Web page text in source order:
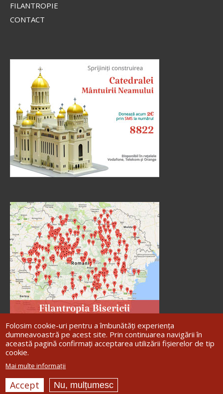
FILANTROPIE
CONTACT
Arhiepiscopia Iașilor | ©
Romanului și Bacăului
Folosim cookie-uri pentru a îmbunătăți experiența
dumneavoastră pe acest site. Prin continuarea navigării în
această pagină confirmați acceptarea utilizării fișierelor de tip
cookie.
Mai multe informații
Accept Nu, mulțumesc